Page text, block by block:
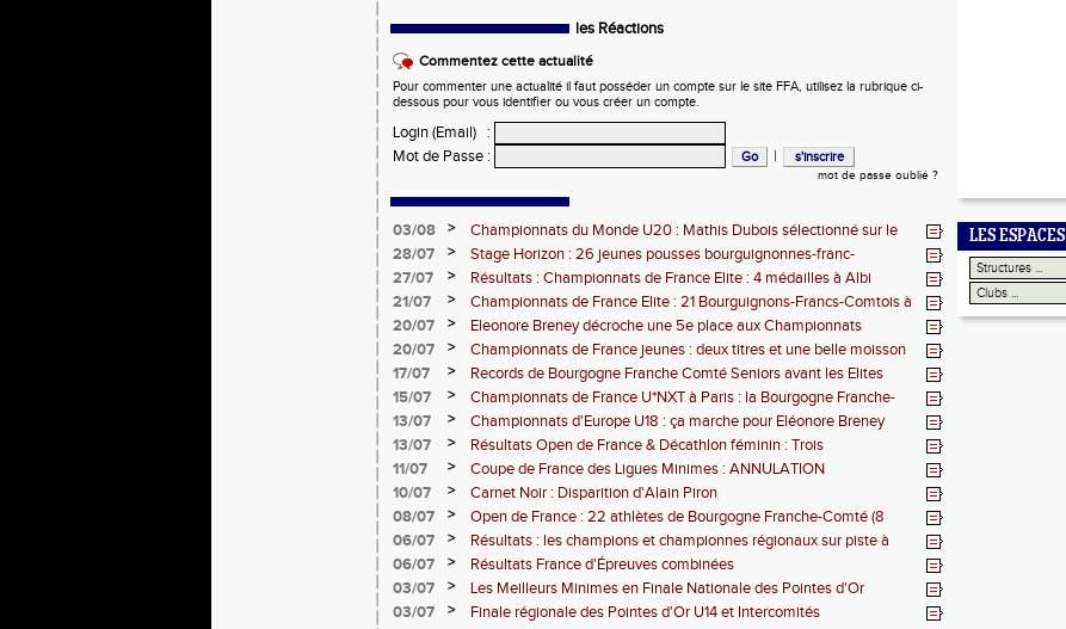
les Réactions
Commentez cette actualité
Pour commenter une actualité il faut posséder un compte sur le site FFA, utilisez la rubrique ci-
dessous pour vous identifier ou vous créer un compte.
Login (Email)
:
Mot de Passe : |
mot de passe oublié ?
03/08 >
Championnats du Monde U20 : Mathis Dubois sélectionné sur le
3000m steeple
28/07 >
Stage Horizon : 26 jeunes pousses bourguignonnes-franc-
comtoises retenues
27/07 >
Résultats : Championnats de France Elite : 4 médailles à Albi
21/07
>
Championnats de France Elite : 21 Bourguignons-Francs-Comtois à
l'assaut d'Albi
20/07 >
Eleonore Breney décroche une 5e place aux Championnats
d'Europe U18
20/07 >
Championnats de France jeunes : deux titres et une belle moisson
de médailles pour la BFC
17/07 >
Records de Bourgogne Franche Comté Seniors avant les Elites
15/07
>
Championnats de France U*NXT à Paris : la Bourgogne Franche-
Comté en force
13/07 >
Championnats d'Europe U18 : ça marche pour Eléonore Breney
13/07
>
Résultats Open de France & Décathlon féminin : Trois
Bourguignons-Francs-Comtois sur le podium
11/07 >
Coupe de France des Ligues Minimes : ANNULATION
10/07
>
Carnet Noir : Disparition d'Alain Piron
08/07
>
Open de France : 22 athlètes de Bourgogne Franche-Comté (8
clubs) engagés
06/07 >
Résultats : les champions et championnes régionaux sur piste à
Dijon
06/07 >
Résultats France d'Épreuves combinées
03/07
>
Les Meilleurs Minimes en Finale Nationale des Pointes d'Or
03/07
>
Finale régionale des Pointes d'Or U14 et Intercomités
LES ESPACES